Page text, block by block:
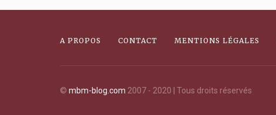
A PROPOS CONTACT MENTIONS LÉGALES
© mbm-blog.com 2007 - 2020 | Tous droits réservés